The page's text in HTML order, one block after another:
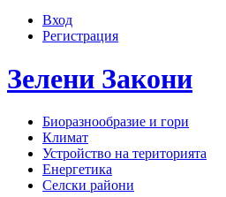
Вход
Регистрация
Зелени Закони
Биоразнообразие и гори
Климат
Устройство на територията
Енергетика
Селски райони